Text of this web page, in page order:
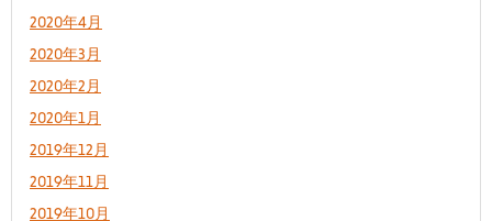
2020年4月
2020年3月
2020年2月
2020年1月
2019年12月
2019年11月
2019年10月